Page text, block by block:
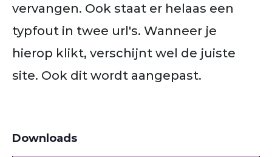
vervangen. Ook staat er helaas een
typfout in twee url's. Wanneer je
hierop klikt, verschijnt wel de juiste
site. Ook dit wordt aangepast.
Downloads